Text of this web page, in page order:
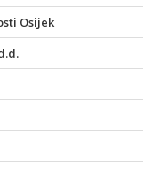
Osijek